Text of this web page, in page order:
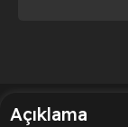
Açıklama